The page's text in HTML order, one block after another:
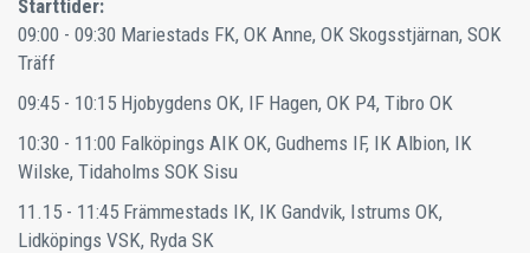
Starttider:
09:00 - 09:30 Mariestads FK, OK Anne, OK Skogsstjärnan, SOK
Träff
09:45 - 10:15 Hjobygdens OK, IF Hagen, OK P4, Tibro OK
10:30 - 11:00 Falköpings AIK OK, Gudhems IF, IK Albion, IK
Wilske, Tidaholms SOK Sisu
11.15 - 11:45 Främmestads IK, IK Gandvik, Istrums OK,
Lidköpings VSK, Ryda SK